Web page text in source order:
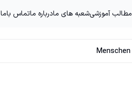
مطالب آموزشیشعبه های مادرباره ماتماس باما